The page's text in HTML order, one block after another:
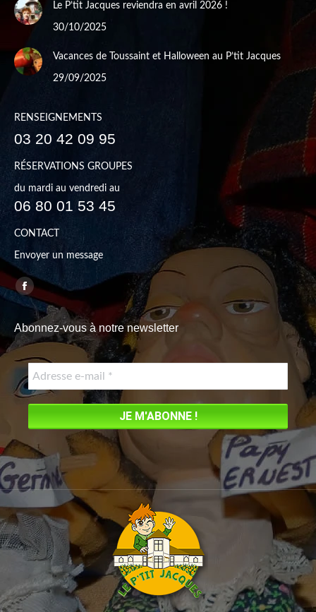
Le P’tit Jacques reviendra en avril 2026 !
30/10/2025
Vacances de Toussaint et Halloween au P’tit Jacques
29/09/2025
RENSEIGNEMENTS
03 20 42 09 95
RÉSERVATIONS GROUPES
du mardi au vendredi au
06 80 01 53 45
CONTACT
Envoyer un message
Trouvez nous sur :
Facebook
page
opens
in
new
window
Abonnez-vous à notre newsletter